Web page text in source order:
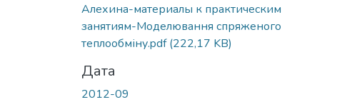
Алехина-материалы к практическим
занятиям-Моделювання спряженого
теплообміну.pdf(222,17 KB)
Дата
2012-09